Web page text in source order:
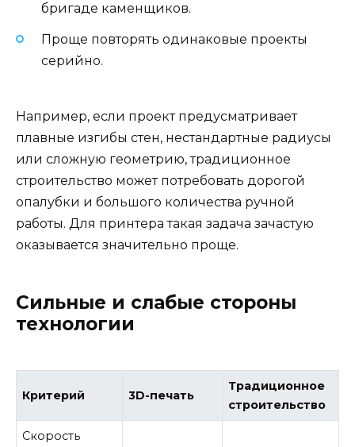
бригаде каменщиков.
Проще повторять одинаковые проекты
серийно.
Например, если проект предусматривает
плавные изгибы стен, нестандартные радиусы
или сложную геометрию, традиционное
строительство может потребовать дорогой
опалубки и большого количества ручной
работы. Для принтера такая задача зачастую
оказывается значительно проще.
Сильные и слабые стороны
технологии
Критерий 3D-печать
Традиционное
строительство
Скорость